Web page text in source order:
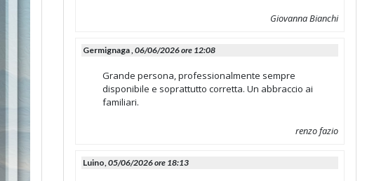
Giovanna Bianchi
Germignaga ,06/06/2026 ore 12:08
Grande persona, professionalmente sempre
disponibile e soprattutto corretta. Un abbraccio ai
familiari.
renzo fazio
Luino,05/06/2026 ore 18:13